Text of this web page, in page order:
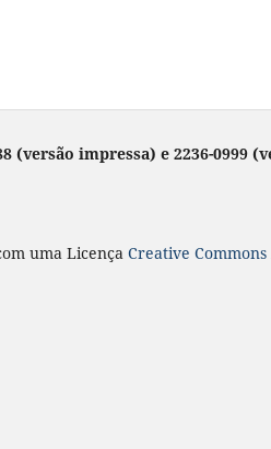
(versão impressa) e 2236-0999
uma Licença Creative